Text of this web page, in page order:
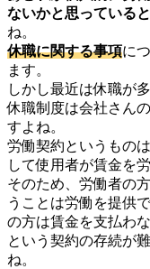
ないかと思っていると
ね。
休職に関する事項に
ます。
しかし最近は休職が
休職制度は会社さん
すよね。
労働契約というもの
して使用者が賃金を
そのため、労働者の
うことは労働を提供
の方は賃金を支払わ
という契約の存続が
ね。